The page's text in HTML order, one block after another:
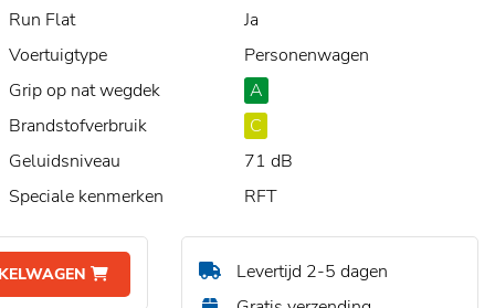
Run Flat
Ja
Voertuigtype
Personenwagen
Grip op nat wegdek
A
Brandstofverbruik
C
Geluidsniveau
71 dB
Speciale kenmerken
RFT
Levertijd 2-5 dagen